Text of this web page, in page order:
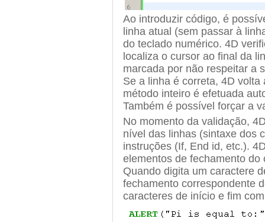
Ao introduzir código, é
linha atual (sem passar à
do teclado numérico. 4D
localiza o cursor ao final da
marcada por não respeitar a
Se a linha é correta, 4D
método inteiro é efetuada
Também é possível forçar a
No momento da validação,
nível das linhas (sintaxe dos
instruções (If, End id, etc.).
elementos de fechamento
Quando digita um caractere
fechamento correspondente
caracteres de início e fim